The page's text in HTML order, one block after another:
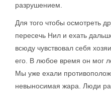
разрушением.
Для того чтобы осмотреть
пересечь Нил и ехать
всюду чувствовал себя
его. В любое время он мог
Мы уже ехали
невыносимая жара. Люди